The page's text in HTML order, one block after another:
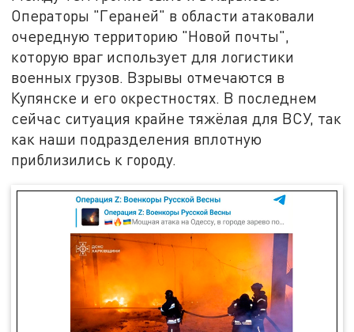
Операторы "Гераней" в области атаковали
очередную территорию "Новой почты",
которую враг использует для логистики
военных грузов. Взрывы отмечаются в
Купянске и его окрестностях. В последнем
сейчас ситуация крайне тяжёлая для ВСУ, так
как наши подразделения вплотную
приблизились к городу.